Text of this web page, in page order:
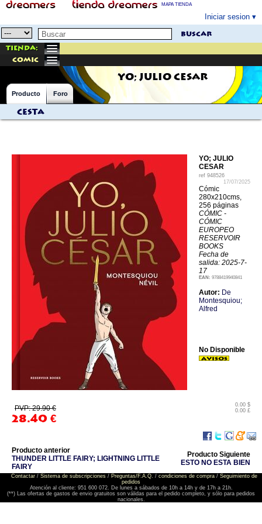
MAPA TIENDA
Iniciar sesion
buscar
Tienda:
comic
YO; JULIO CESAR
Producto Foro
Cesta
YO; JULIO
CESAR
ref 948526
17/07/2025
Cómic
280x210cms,
256 páginas
CÓMIC -
CÓMIC
EUROPEO
RESERVOIR
BOOKS
Fecha de
salida: 2025-7-
17
EAN: 9788419940841
Autor: De
Montesquiou;
Alfred
PVP: 29.90 €
28.40 €
0.00 $
0.00 £
No Disponible
Producto anterior
THUNDER LITTLE FAIRY; LIGHTNING LITTLE
FAIRY
Producto Siguiente
ESTO NO ESTA BIEN
Contactar/ Sistema de subscripciones/ Preguntas/F.A.Q. / condiciones de compra/ Seguimiento de
pedidos
Atención al cliente: 951 600 072. De lunes a sábados de 10h a 14h y de 17h a 21h.
(**) Las ofertas de gastos de envio gratuitos son válidas para el pedido completo, y sólo para pedidos
nacionales.